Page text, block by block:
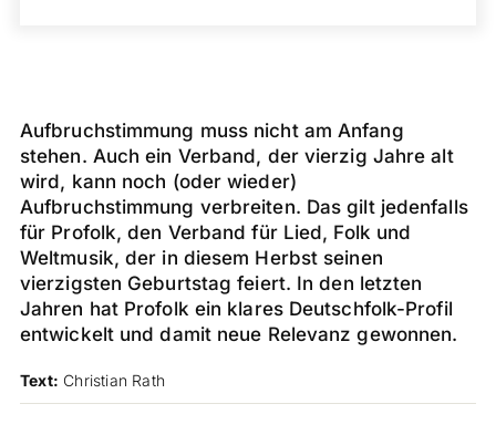
Aufbruchstimmung muss nicht am Anfang
stehen. Auch ein Verband, der vierzig Jahre alt
wird, kann noch (oder wieder)
Aufbruchstimmung verbreiten. Das gilt jedenfalls
für Profolk, den Verband für Lied, Folk und
Weltmusik, der in diesem Herbst seinen
vierzigsten Geburtstag feiert. In den letzten
Jahren hat Profolk ein klares Deutschfolk-Profil
entwickelt und damit neue Relevanz gewonnen.
Text: Christian Rath